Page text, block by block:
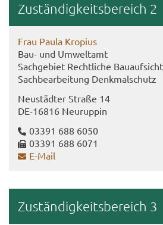
Zu­stän­dig­keits­be­reich 2
Frau Paula Kro­pi­us
Bau- und Um­welt­amt
Sach­ge­biet Recht­li­che
Sach­be­ar­bei­tung Denk­mal­schutz
Neu­städ­ter Stra­ße 14
DE-​16816 Neu­rup­pin
03391 688 6050
03391 688 6071
E-​Mail
Zu­stän­dig­keits­be­reich 3